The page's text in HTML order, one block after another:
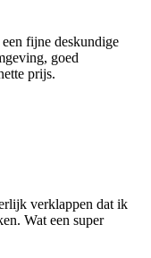
fijne deskundige
goed
prijs.
verklappen dat ik
Wat een super